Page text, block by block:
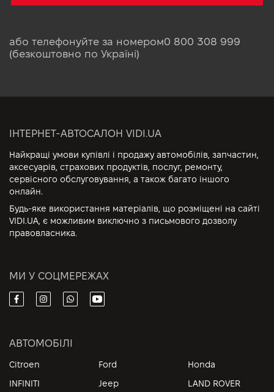
або телефонуйте за номером0 800 308 999
(безкоштовно по Україні)
ІНТЕРНЕТ-АВТОСАЛОН VIDI.UA
Найкращі умови купівлі і продажу автомобілів, запчастин,
аксесуарів, страхових продуктів, послуг, ремонту,
сервісного обслуговування, а також багато іншого
онлайн.
Будь-яке використання матеріалів, що розміщені на сайті
VIDI.UA, є можливим виключно з письмового дозволу
правовласника.
МИ У СОЦМЕРЕЖАХ
АВТОМОБІЛІ
Citroen Ford
Honda
INFINITI
Jeep
LAND ROVER